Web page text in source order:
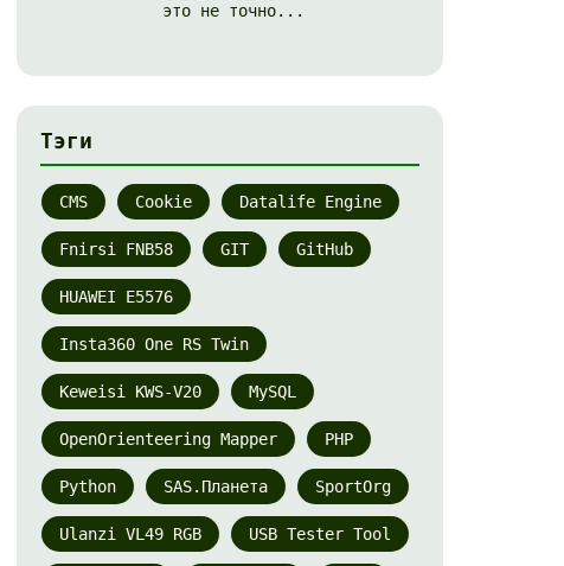
это не точно...
Тэги
CMS Cookie Datalife Engine
Fnirsi FNB58 GIT GitHub
HUAWEI E5576
Insta360 One RS Twin
Keweisi KWS-V20 MySQL
OpenOrienteering Mapper PHP
Python SAS.Планета SportOrg
Ulanzi VL49 RGB USB Tester Tool